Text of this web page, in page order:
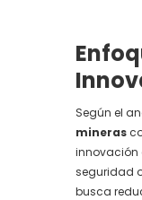
Según el
mineras
innovación
seguridad
busca